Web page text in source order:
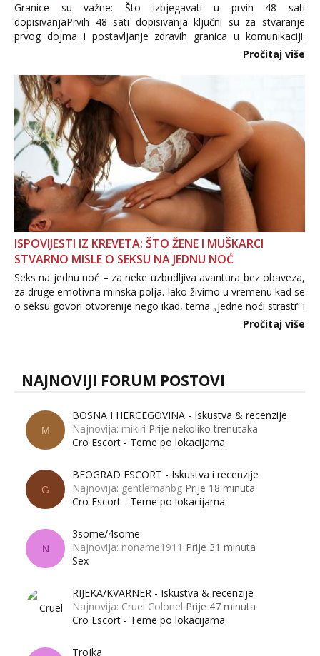
Granice su važne: Što izbjegavati u prvih 48 sati
dopisivanjaPrvih 48 sati dopisivanja ključni su za stvaranje
prvog dojma i postavljanje zdravih granica u komunikaciji.
Važno je izbjeći prebrzo otkrivanje osobnih ili intimnih
informacija, jer nepoznata osoba još nije zaslužila to
povjerenje. Takođe...
Pročitaj više
ISPOVIJESTI IZ KREVETA: ŠTO ŽENE I MUŠKARCI
STVARNO MISLE O SEKSU NA JEDNU NOĆ
Seks na jednu noć – za neke uzbudljiva avantura bez obaveza,
za druge emotivna minska polja. Iako živimo u vremenu kad se
o seksu govori otvorenije nego ikad, tema „jedne noći strasti“ i
dalje izaziva burne rasprave. Što zapravo misle žene, a što
Pročitaj više
NAJNOVIJI FORUM POSTOVI
M
BOSNA I HERCEGOVINA - Iskustva & recenzije
Najnovija: mikiri Prije nekoliko trenutaka
Cro Escort - Teme po lokacijama
G
BEOGRAD ESCORT - Iskustva i recenzije
Najnovija: gentlemanbg Prije 18 minuta
Cro Escort - Teme po lokacijama
N
3some/4some
Najnovija: noname1911 Prije 31 minuta
Sex
RIJEKA/KVARNER - Iskustva & recenzije
Najnovija: Cruel Colonel Prije 47 minuta
Cro Escort - Teme po lokacijama
Trojka